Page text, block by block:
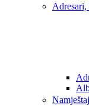
Namještaj